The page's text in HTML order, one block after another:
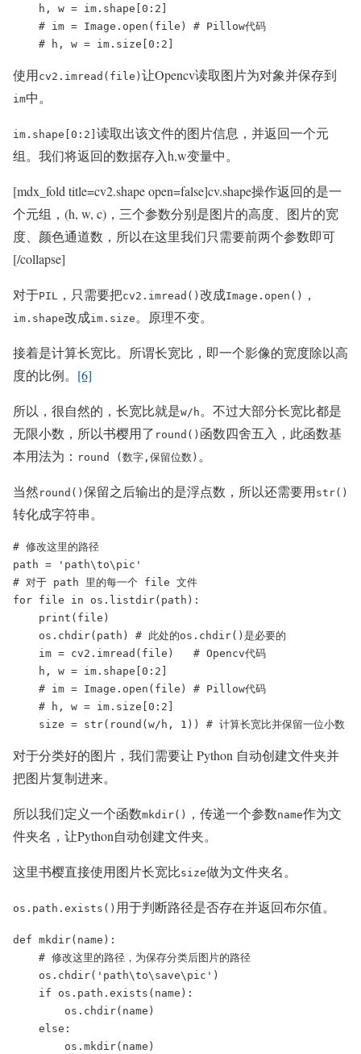
    h, w = im.shape[0:2]
    # im = Image.open(file) # Pillow代码
    # h, w = im.size[0:2]
使用cv2.imread(file) 让Opencv读取图片为对象并保存到
im中。
im.shape[0:2] 读取出该文件的图片信息，并返回一个元
组。我们将返回的数据存入h,w变量中。
[mdx_fold title=cv2.shape open=false]cv.shape操作返回的是一
个元组，(h, w, c)，三个参数分别是图片的高度、图片的宽
度、颜色通道数，所以在这里我们只需要前两个参数即可
[/collapse]
对于PIL ，只需要把cv2.imread() 改成Image.open() ，
im.shape改成im.size。原理不变。
接着是计算长宽比。所谓长宽比，即一个影像的宽度除以高
度的比例。 [6]
所以，很自然的，长宽比就是w/h。不过大部分长宽比都是
无限小数，所以书樱用了 round() 函数四舍五入，此函数基
本用法为： round (数字,保留位数) 。
当然 round() 保留之后输出的是浮点数，所以还需要用str()
转化成字符串。
# 修改这里的路径
path = 'path\to\pic'
# 对于 path 里的每一个 file 文件
for file in os.listdir(path):
    print(file)
    os.chdir(path) # 此处的os.chdir()是必要的
    im = cv2.imread(file)   # Opencv代码
    h, w = im.shape[0:2]
    # im = Image.open(file) # Pillow代码
    # h, w = im.size[0:2]
    size = str(round(w/h, 1)) # 计算长宽比并保留一位小数
对于分类好的图片，我们需要让 Python 自动创建文件夹并
把图片复制进来。
所以我们定义一个函数mkdir() ，传递一个参数name作为文
件夹名，让Python自动创建文件夹。
这里书樱直接使用图片长宽比size做为文件夹名。
os.path.exists() 用于判断路径是否存在并返回布尔值。
def mkdir(name):
    # 修改这里的路径，为保存分类后图片的路径
    os.chdir('path\to\save\pic')
    if os.path.exists(name):
        os.chdir(name)
    else:
        os.mkdir(name)